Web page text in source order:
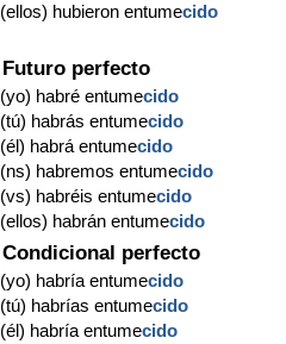
(ellos) hubieron entumecido
Futuro perfecto
(yo) habré entumecido
(tú) habrás entumecido
(él) habrá entumecido
(ns) habremos entumecido
(vs) habréis entumecido
(ellos) habrán entumecido
Condicional perfecto
(yo) habría entumecido
(tú) habrías entumecido
(él) habría entumecido